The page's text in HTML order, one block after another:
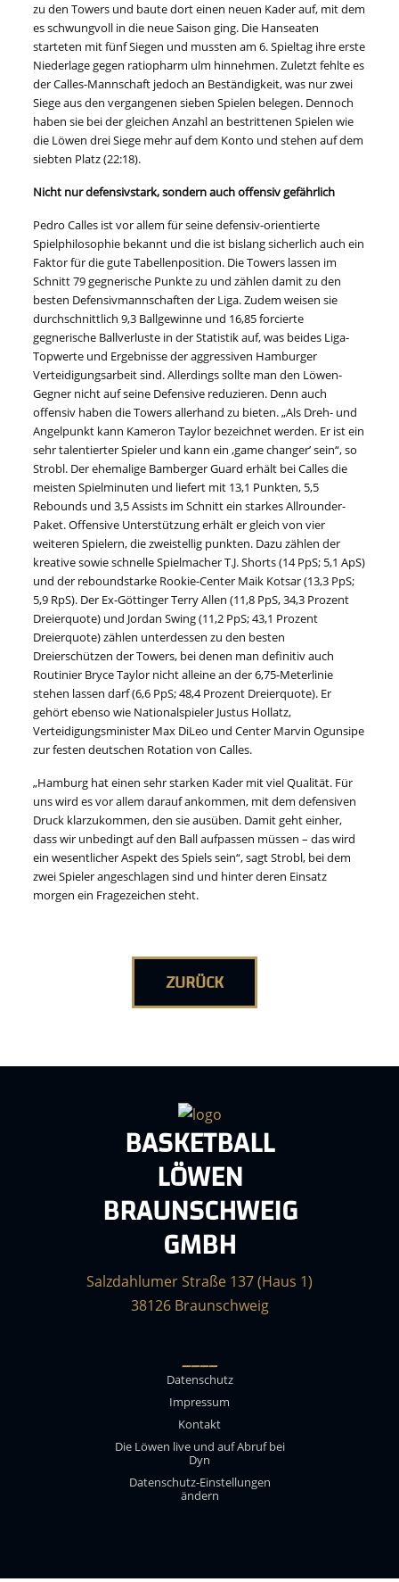
zu den Towers und baute dort einen neuen Kader auf, mit dem
es schwungvoll in die neue Saison ging. Die Hanseaten
starteten mit fünf Siegen und mussten am 6. Spieltag ihre erste
Niederlage gegen ratiopharm ulm hinnehmen. Zuletzt fehlte es
der Calles-Mannschaft jedoch an Beständigkeit, was nur zwei
Siege aus den vergangenen sieben Spielen belegen. Dennoch
haben sie bei der gleichen Anzahl an bestrittenen Spielen wie
die Löwen drei Siege mehr auf dem Konto und stehen auf dem
siebten Platz (22:18).
Nicht nur defensivstark, sondern auch offensiv gefährlich
Pedro Calles ist vor allem für seine defensiv-orientierte
Spielphilosophie bekannt und die ist bislang sicherlich auch ein
Faktor für die gute Tabellenposition. Die Towers lassen im
Schnitt 79 gegnerische Punkte zu und zählen damit zu den
besten Defensivmannschaften der Liga. Zudem weisen sie
durchschnittlich 9,3 Ballgewinne und 16,85 forcierte
gegnerische Ballverluste in der Statistik auf, was beides Liga-
Topwerte und Ergebnisse der aggressiven Hamburger
Verteidigungsarbeit sind. Allerdings sollte man den Löwen-
Gegner nicht auf seine Defensive reduzieren. Denn auch
offensiv haben die Towers allerhand zu bieten. „Als Dreh- und
Angelpunkt kann Kameron Taylor bezeichnet werden. Er ist ein
sehr talentierter Spieler und kann ein ,game changer’ sein“, so
Strobl. Der ehemalige Bamberger Guard erhält bei Calles die
meisten Spielminuten und liefert mit 13,1 Punkten, 5,5
Rebounds und 3,5 Assists im Schnitt ein starkes Allrounder-
Paket. Offensive Unterstützung erhält er gleich von vier
weiteren Spielern, die zweistellig punkten. Dazu zählen der
kreative sowie schnelle Spielmacher T.J. Shorts (14 PpS; 5,1 ApS)
und der reboundstarke Rookie-Center Maik Kotsar (13,3 PpS;
5,9 RpS). Der Ex-Göttinger Terry Allen (11,8 PpS, 34,3 Prozent
Dreierquote) und Jordan Swing (11,2 PpS; 43,1 Prozent
Dreierquote) zählen unterdessen zu den besten
Dreierschützen der Towers, bei denen man definitiv auch
Routinier Bryce Taylor nicht alleine an der 6,75-Meterlinie
stehen lassen darf (6,6 PpS; 48,4 Prozent Dreierquote). Er
gehört ebenso wie Nationalspieler Justus Hollatz,
Verteidigungsminister Max DiLeo und Center Marvin Ogunsipe
zur festen deutschen Rotation von Calles.
„Hamburg hat einen sehr starken Kader mit viel Qualität. Für
uns wird es vor allem darauf ankommen, mit dem defensiven
Druck klarzukommen, den sie ausüben. Damit geht einher,
dass wir unbedingt auf den Ball aufpassen müssen – das wird
ein wesentlicher Aspekt des Spiels sein“, sagt Strobl, bei dem
zwei Spieler angeschlagen sind und hinter deren Einsatz
morgen ein Fragezeichen steht.
ZURÜCK
BASKETBALL
LÖWEN
BRAUNSCHWEIG
GMBH
Salzdahlumer Straße 137 (Haus 1)
38126 Braunschweig
____
Datenschutz
Impressum
Kontakt
Die Löwen live und auf Abruf bei
Dyn
Datenschutz-Einstellungen
ändern